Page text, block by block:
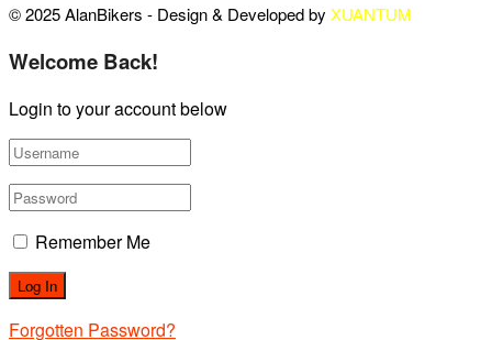
© 2025 AlanBikers - Design & Developed by XUANTUM
Welcome Back!
Login to your account below
Remember Me
Forgotten Password?